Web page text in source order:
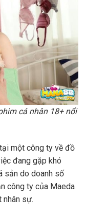
cá nhân 18+ nổi
một công ty về đồ
đang gặp khó
sản do doanh số
công ty của Maeda
sự.